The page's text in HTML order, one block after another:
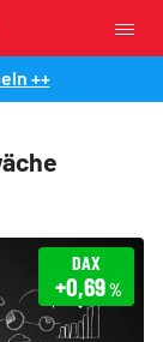
++
DAX
+0,69%